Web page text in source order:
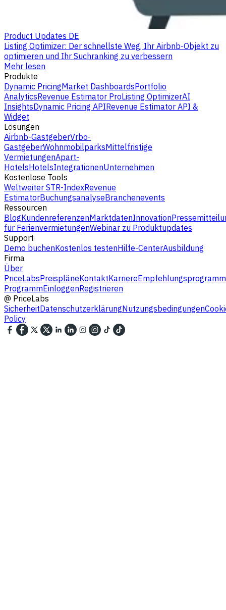
Product Updates DE
Listing Optimizer: Der schnellste Weg, Ihr Airbnb-Objekt zu
optimieren und Ihr Suchranking zu verbessern
Mehr lesen
Produkte
Dynamic PricingMarket DashboardsPortfolio
AnalyticsRevenue Estimator ProListing OptimizerAI
InsightsDynamic Pricing APIRevenue Estimator API &
Widget
Lösungen
Airbnb-GastgeberVrbo-
GastgeberWohnmobilparksMittelfristige
VermietungenApart-
HotelsHotelsIntegrationenUnternehmen
Kostenlose Tools
Weltweiter STR-IndexRevenue
EstimatorBuchungsanalyseBranchenevents
Ressourcen
BlogKundenreferenzenMarktdatenInnovation
für FerienvermietungenWebinar zu Produktupdates
Support
Demo buchenKostenlos testenHilfe-CenterAusbildung
Firma
Über
PriceLabsPreispläneKontaktKarriereEmpfehlungsprogramm
ProgrammEinloggenRegistrieren
@ PriceLabs
SicherheitDatenschutzerklärungNutzungsbedingungen
Policy